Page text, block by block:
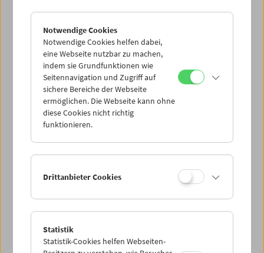
die Archivprojekte und die internationale Präsenz des
Filmmuseums. Der Besuch der Vorstellungen wurde auf
rund 55.000 Zuschauer/innen pro Saison gesteigert, d.h.
die Auslastung lag zuletzt stets bei 45 bis 50 Prozent -
mehr als bei sämtlichen anderen Kinoveranstaltern in
Österreich. All dies gelang mit einem Budget und einem
Personalstand, die viel bescheidener sind als in
vergleichbaren Institutionen."
< zurück zur Übersicht
Notwendige Cookies
Notwendige Cookies helfen dabei,
eine Webseite nutzbar zu machen,
indem sie Grundfunktionen wie
Seitennavigation und Zugriff auf
sichere Bereiche der Webseite
ermöglichen. Die Webseite kann ohne
diese Cookies nicht richtig
funktionieren.
Drittanbieter Cookies
Statistik
Statistik-Cookies helfen Webseiten-